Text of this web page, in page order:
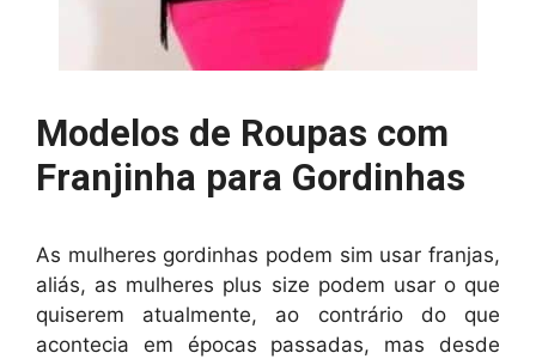
Modelos de Roupas com
Franjinha para Gordinhas
As mulheres gordinhas podem sim usar franjas,
aliás, as mulheres plus size podem usar o que
quiserem atualmente, ao contrário do que
acontecia em épocas passadas, mas desde